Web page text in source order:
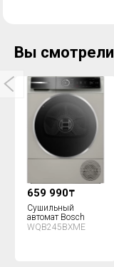
Вы смотрели
659 990₸
Сушильный
автомат Bosch
WQB245BXME